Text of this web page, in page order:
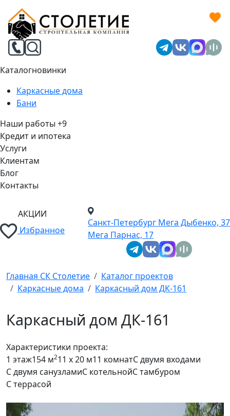
Каталогновинки
Каркасные дома
Бани
Наши работы +9
Кредит и ипотека
Услуги
Клиентам
Блог
Контакты
АКЦИИ
Избранное
Санкт-Петербург Мега Дыбенко, 37
Мега Парнас, 17
Главная СК Столетие
Каталог проектов
Каркасные дома
Каркасный дом ДК-161
Каркасный дом ДК-161
Характеристики проекта:
1 этаж154 м211 x 20 м11 комнатС двумя входами
С двумя санузламиС котельнойС тамбуром
С террасой